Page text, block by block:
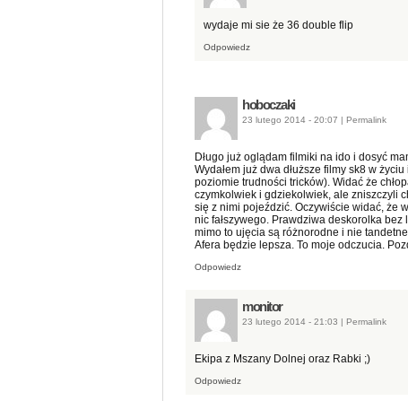
wydaje mi sie że 36 double flip
Odpowiedz
hoboczaki
23 lutego 2014 - 20:07 | Permalink
Długo już oglądam filmiki na ido i dosyć
Wydałem już dwa dłuższe filmy sk8 w
poziomie trudności tricków). Widać że
czymkolwiek i gdziekolwiek, ale zniszczyli
się z nimi pojeździć. Oczywiście widać, że
nic fałszywego. Prawdziwa deskorolka bez
mimo to ujęcia są różnorodne i nie
Afera będzie lepsza. To moje odczucia.
Odpowiedz
monitor
23 lutego 2014 - 21:03 | Permalink
Ekipa z Mszany Dolnej oraz Rabki ;)
Odpowiedz